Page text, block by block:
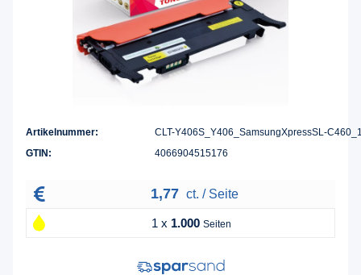
Artikelnummer:
CLT-Y406S_Y406_SamsungXpressSL-
GTIN:
4066904515176
1,77 ct. / Seite
1 x 1.000 Seiten